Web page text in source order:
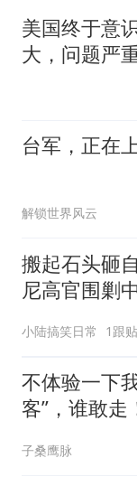
美国终于意
大，问题严
台军，正在
解锁世界风云
搬起石头砸
尼高官围剿
小陆搞笑日常 1跟贴
不体验一下
客”，谁敢走
子桑鹰脉